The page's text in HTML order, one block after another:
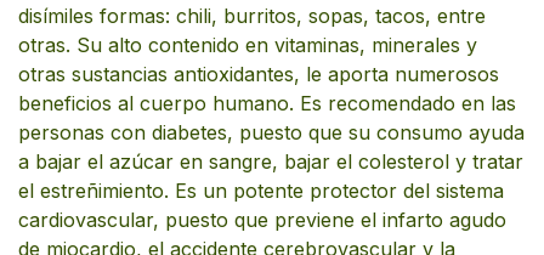
disímiles formas: chili, burritos, sopas, tacos, entre
otras. Su alto contenido en vitaminas, minerales y
otras sustancias antioxidantes, le aporta numerosos
beneficios al cuerpo humano. Es recomendado en las
personas con diabetes, puesto que su consumo ayuda
a bajar el azúcar en sangre, bajar el colesterol y tratar
el estreñimiento. Es un potente protector del sistema
cardiovascular, puesto que previene el infarto agudo
de miocardio, el accidente cerebrovascular y la